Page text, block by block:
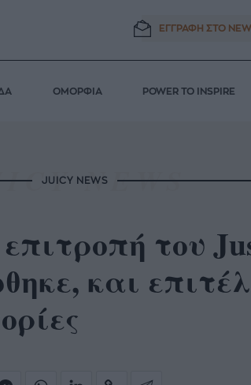
ΕΓΓΡΑΦΗ ΣΤΟ
ΟΜΟΡΦΙΑ POWER TO INSPIRE
JUICY NEWS
του
και